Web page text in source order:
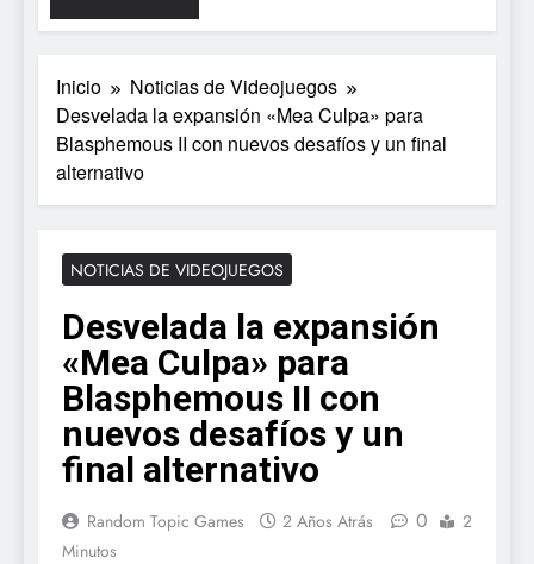
Inicio
Noticias de Videojuegos
Desvelada la expansión «Mea Culpa» para
Blasphemous II con nuevos desafíos y un final
alternativo
NOTICIAS DE VIDEOJUEGOS
Desvelada la expansión
«Mea Culpa» para
Blasphemous II con
nuevos desafíos y un
final alternativo
Random Topic Games 2 Años Atrás 0
2
Minutos